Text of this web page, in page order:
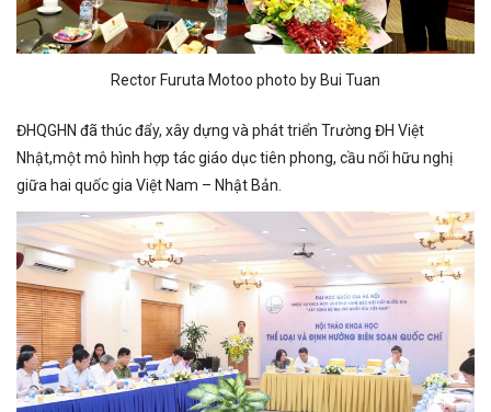
Rector Furuta Motoo photo by Bui Tuan
ĐHQGHN đã thúc đẩy, xây dựng và phát triển Trường ĐH Việt
Nhật,một mô hình hợp tác giáo dục tiên phong, cầu nối hữu nghị
giữa hai quốc gia Việt Nam – Nhật Bản.